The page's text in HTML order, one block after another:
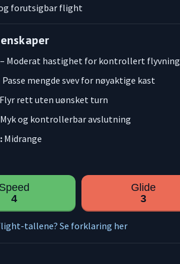
forutsigbar flight
Moderat hastighet for kontrollert flyvning
Passe mengde svev for nøyaktige kast
rett uten uønsket turn
og kontrollerbar avslutning
Midrange
4
Glide
3
tallene? Se forklaring her